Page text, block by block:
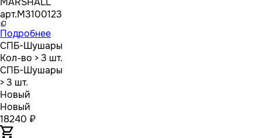
арт.M3100123
Подробнее
СПБ-Шушары
Кол-во > 3 шт.
СПБ-Шушары
> 3 шт.
Новый
Новый
18240 ₽